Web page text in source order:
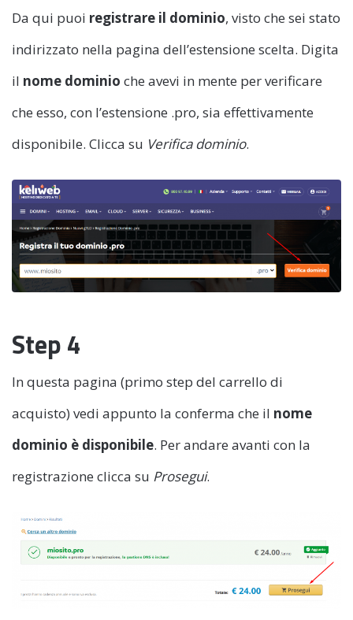
Da qui puoi registrare il dominio, visto che sei stato
indirizzato nella pagina dell’estensione scelta. Digita
il nome dominio che avevi in mente per verificare
che esso, con l’estensione .pro, sia effettivamente
disponibile. Clicca su Verifica dominio.
Step 4
In questa pagina (primo step del carrello di
acquisto) vedi appunto la conferma che il nome
dominio è disponibile. Per andare avanti con la
registrazione clicca su Prosegui.